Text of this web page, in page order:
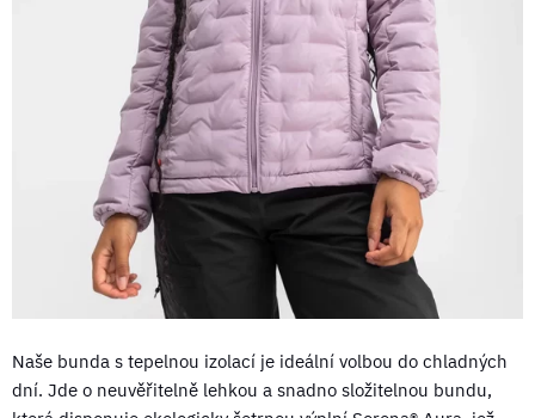
Naše bunda s tepelnou izolací je ideální volbou do chladných
dní. Jde o neuvěřitelně lehkou a snadno složitelnou bundu,